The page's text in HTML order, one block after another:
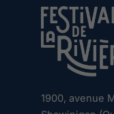
1900, avenue